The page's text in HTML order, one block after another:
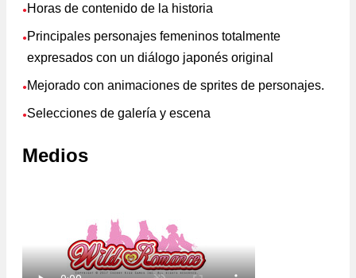
● Horas de contenido de la historia
● Principales personajes femeninos totalmente
expresados con un diálogo japonés original
● Mejorado con animaciones de sprites de personajes.
●Selecciones de galería y escena
Medios